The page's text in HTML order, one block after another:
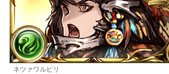
ネツァワルピリ